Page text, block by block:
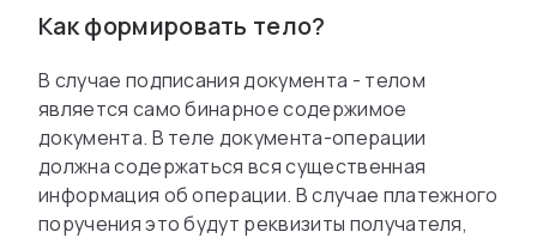
Как формировать тело?
В случае подписания документа - телом
является само бинарное содержимое
документа. В теле документа-операции
должна содержаться вся существенная
информация об операции. В случае платежного
поручения это будут реквизиты получателя,